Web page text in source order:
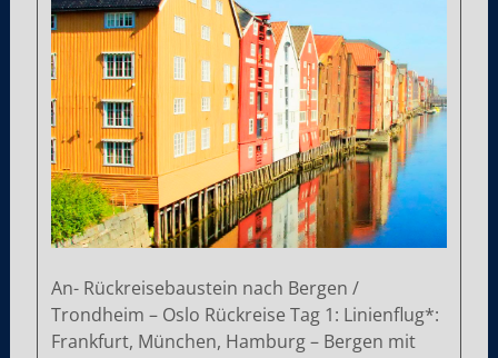
An- Rückreisebaustein nach Bergen /
Trondheim – Oslo Rückreise Tag 1: Linienflug*:
Frankfurt, München, Hamburg – Bergen mit